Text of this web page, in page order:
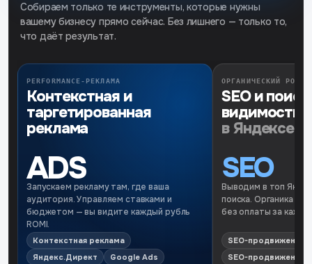
Собираем только те инструменты, которые нужны
вашему бизнесу прямо сейчас. Без лишнего — только то,
что даёт результат.
PERFORMANCE-РЕКЛАМА
Контекстная и
таргетированная
реклама
ADS
Запускаем рекламу там, где ваша
аудитория. Управляем ставками и
бюджетом — вы видите каждый рубль
ROMI.
Контекстная реклама
Яндекс.Директ
Google Ads
ОРГАНИЧЕСКИЙ РОСТ
SEO и
видимость
в Яндексе и
SEO
Выводим в топ
поиска. Органика
без оплаты за
SEO-продвижение
SEO-продвижение